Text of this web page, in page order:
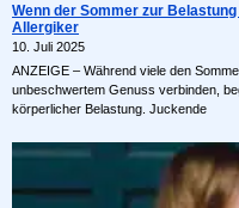
Wenn der Sommer zur
Allergiker
10. Juli 2025
ANZEIGE – Während viele den
unbeschwertem Genuss verbinden,
körperlicher Belastung. Juckende